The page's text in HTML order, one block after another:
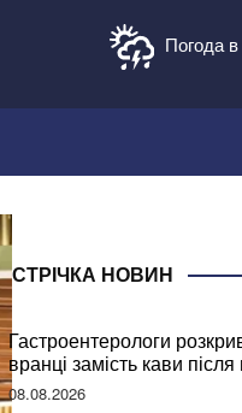
Погода
СТРІЧКА НОВИН
Гастроентерологи
вранці замість кави
08.08.2026